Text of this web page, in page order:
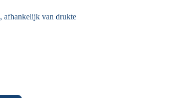
afhankelijk van drukte